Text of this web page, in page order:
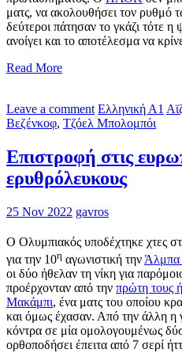
ματς, να ακολουθήσει τον ρυθμό
δεύτεροι πάτησαν το γκάζι τότε η
ανοίγει και το αποτέλεσμα να
Read More
Leave a comment Ελληνική Α1
Βεζένκοφ, Τζόελ Μπολομπόι
Επιστροφή στις
ερυθρόλευκους
25 Nov 2022 gavros
Ο Ολυμπιακός υποδέχτηκε χτες
για την 10η αγωνιστική τηνΆλμπα
οι δύο ήθελαν τη νίκη για
προέρχονταν από την πρώτη τους
Μακάμπι, ένα ματς του οποίου
και όμως έχασαν. Από την άλλη η
κόντρα σε μία ομολογουμένως
ορθοποδήσει έπειτα από 7 σερί